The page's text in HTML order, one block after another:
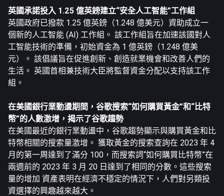
英國承諾投入 1.25 億英鎊建立“安全人工智能”工作組
英國政府已撥款 1.25 億英鎊（1.248 億美元）資助成立一
個新的人工智能 (AI) 工作組。 該工作組旨在加速該國對人
工智能技術的準備，初始資金為 1 億英鎊（1.248 億美
元）。 該倡議旨在促進創新、創造就業機會和改善人們的
生活。 英國首相兼技術大臣將監督資金分配以支持該工作
組。
在美國銀行業動盪期間，谷歌搜索“如何購買黃金”和“比特
幣”的人數激增，揭示了谷歌趨勢
在美國最近的銀行業動盪中，谷歌趨勢顯示與購買黃金和比
特幣相關的搜索量激增。 獲取黃金的搜索查詢在 2023 年 4
月的第一周達到了滿分 100，而搜索詞“如何購買比特幣”在
兩週前的 2023 年 3 月 20 日達到了相同的分數。這些搜索
量的增加 資產表明在經濟不穩定的情況下，人們對另類投
資選擇的興趣越來越大。